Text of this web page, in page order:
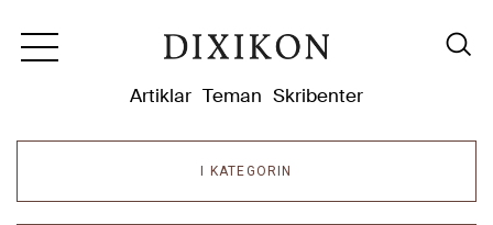
Artiklar Teman Skribenter
I KATEGORIN